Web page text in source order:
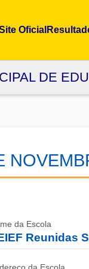
IDEB
Oficial
DE
da Escola
Reunidas